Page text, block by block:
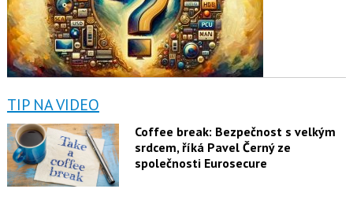
TIP NA VIDEO
Coffee break: Bezpečnost s velkým
srdcem, říká Pavel Černý ze
společnosti Eurosecure